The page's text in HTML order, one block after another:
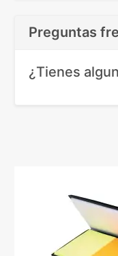
Preguntas
¿Tienes